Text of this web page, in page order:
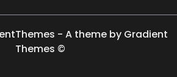
- A theme by Gradient
Themes ©